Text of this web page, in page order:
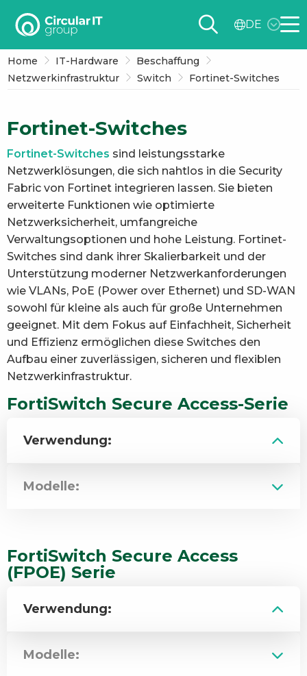
Circular
group
–
DE
Home IT-Hardware
Beschaffung
Netzwerkinfrastruktur
Switch Fortinet-Switches
Fortinet-Switches
Fortinet-Switches sind leistungsstarke
Netzwerklösungen, die sich nahtlos in die Security
Fabric von Fortinet integrieren lassen. Sie bieten
erweiterte Funktionen wie optimierte
Netzwerksicherheit, umfangreiche
Verwaltungsoptionen und hohe Leistung. Fortinet-
Switches sind dank ihrer Skalierbarkeit und der
Unterstützung moderner Netzwerkanforderungen
wie VLANs, PoE (Power over Ethernet) und SD-WAN
sowohl für kleine als auch für große Unternehmen
geeignet. Mit dem Fokus auf Einfachheit, Sicherheit
und Effizienz ermöglichen diese Switches den
Aufbau einer zuverlässigen, sicheren und flexiblen
Netzwerkinfrastruktur.
FortiSwitch Secure Access-Serie
Verwendung:
Modelle:
FortiSwitch Secure Access
(FPOE) Serie
Verwendung:
Modelle: